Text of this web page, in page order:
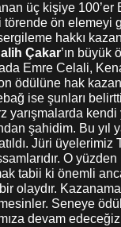
üç kişiye 100’er
ön elemeyi
hakkı
Çakar’ın büyük
Emre Celali,
ödülüne hak
ise şunları
yarışmalarda kendi
şahidim. Bu yıl
Jüri üyelerimiz
O
tabii ki önemli
olaydır.
Seneye
devam